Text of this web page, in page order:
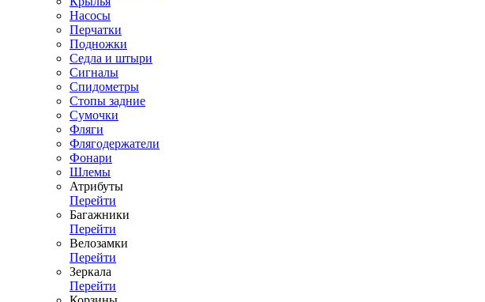
Насосы
Перчатки
Подножки
Седла и штыри
Сигналы
Спидометры
Стопы задние
Сумочки
Фляги
Флягодержатели
Фонари
Шлемы
Атрибуты
Перейти
Багажники
Перейти
Велозамки
Перейти
Зеркала
Перейти